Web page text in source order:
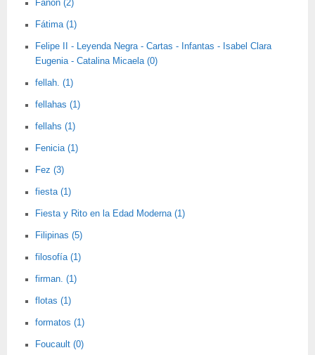
Fanon (2)
Fátima (1)
Felipe II - Leyenda Negra - Cartas - Infantas - Isabel Clara
Eugenia - Catalina Micaela (0)
fellah. (1)
fellahas (1)
fellahs (1)
Fenicia (1)
Fez (3)
fiesta (1)
Fiesta y Rito en la Edad Moderna (1)
Filipinas (5)
filosofía (1)
firman. (1)
flotas (1)
formatos (1)
Foucault (0)